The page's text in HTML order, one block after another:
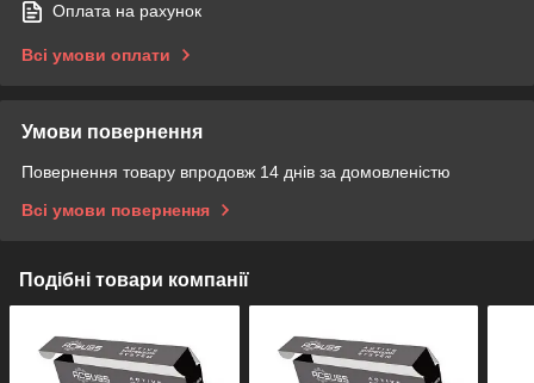
Оплата на рахунок
Всі умови оплати
Умови повернення
Повернення товару впродовж 14 днів за домовленістю
Всі умови повернення
Подібні товари компанії